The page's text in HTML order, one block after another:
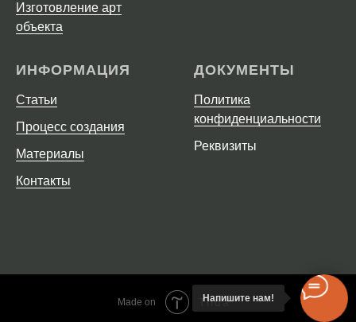
Напишите нам!
Изготовление арт
объекта
ИНФОРМАЦИЯ
Статьи
Процесс создания
Материалы
Контакты
ДОКУМЕНТЫ
Политика
конфиденциальности
Реквизиты
Made on Tilda